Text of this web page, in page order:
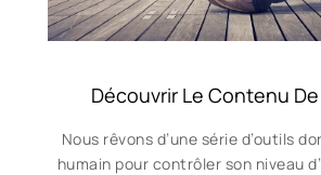
Découvrir Le Contenu
Nous rêvons d’une série d’outils
humain pour contrôler son niveau